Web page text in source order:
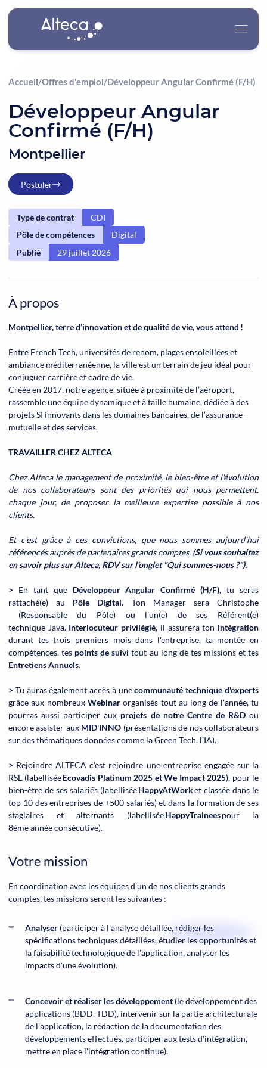
Nos Services
Nos Secteurs d’Activité
Carrière
Actualités
Contact
Accueil/Offres d'emploi/Développeur Angular Confirmé (F/H)
Développeur Angular
Confirmé (F/H)
Montpellier
Postuler
Type de contrat
CDI
Pôle de compétences
Digital
Publié
29 juillet 2026
À propos
Montpellier, terre d’innovation et de qualité de vie, vous attend !
Entre French Tech, universités de renom, plages ensoleillées et
ambiance méditerranéenne, la ville est un terrain de jeu idéal pour
conjuguer carrière et cadre de vie.
Créée en 2017, notre agence, située à proximité de l’aéroport,
rassemble une équipe dynamique et à taille humaine, dédiée à des
projets SI innovants dans les domaines bancaires, de l’assurance-
mutuelle et des services.
TRAVAILLER CHEZ ALTECA
Chez Alteca le management de proximité, le bien-être et l'évolution
de nos collaborateurs sont des priorités qui nous permettent,
chaque jour, de proposer la meilleure expertise possible à nos
clients.
Et c'est grâce à ces convictions, que nous sommes aujourd'hui
référencés auprès de partenaires grands comptes. (Si vous souhaitez
en savoir plus sur Alteca, RDV sur l'onglet "Qui sommes-nous ?").
> En tant que Développeur Angular Confirmé (H/F),tu seras
rattaché(e) au Pôle Digital. Ton Manager sera Christophe
(Responsable du Pôle) ou l'un(e) de ses Référent(e)
technique Java. Interlocuteur privilégié, il assurera ton intégration
durant tes trois premiers mois dans l'entreprise, ta montée en
compétences, tes points de suivi tout au long de tes missions et tes
Entretiens Annuels.
> Tu auras également accès à unecommunauté technique d'experts
grâce aux nombreux Webinarorganisés tout au long de l'année, tu
pourras aussi participer aux projets de notre Centre de R&Dou
encore assister aux MID'INNO (présentations de nos collaborateurs
sur des thématiques données comme la Green Tech, l'IA).
> Rejoindre ALTECA c'est rejoindre une entreprise engagée sur la
RSE (labelliséeEcovadis Platinum 2025 et We Impact 2025), pour le
bien-être de ses salariés (labelliséeHappyAtWorket classée dans le
top 10 des entreprises de +500 salariés) et dans la formation de ses
stagiaires et alternants (labelliséeHappyTraineespour la
8ème année consécutive).
Votre mission
En coordination avec les équipes d'un de nos clients grands
comptes, tes missions seront les suivantes :
Analyser (participer à l'analyse détaillée, rédiger les
spécifications techniques détaillées, étudier les opportunités et
la faisabilité technologique de l'application, analyser les
impacts d'une évolution).
Concevoir et réaliser les développement (le développement des
applications (BDD, TDD), intervenir sur la partie architecturale
de l'application, la rédaction de la documentation des
développements effectués, participer aux tests d'intégration,
mettre en place l'intégration continue).